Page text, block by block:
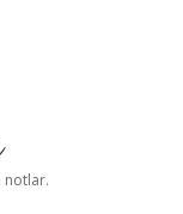
notlar.